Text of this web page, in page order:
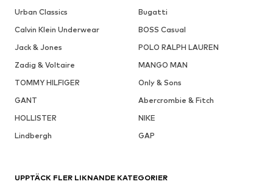
Urban Classics
Bugatti
Calvin Klein Underwear
BOSS Casual
Jack & Jones
POLO RALPH LAUREN
Zadig & Voltaire
MANGO MAN
TOMMY HILFIGER
Only & Sons
GANT
Abercrombie & Fitch
HOLLISTER
NIKE
Lindbergh
GAP
UPPTÄCK FLER LIKNANDE KATEGORIER